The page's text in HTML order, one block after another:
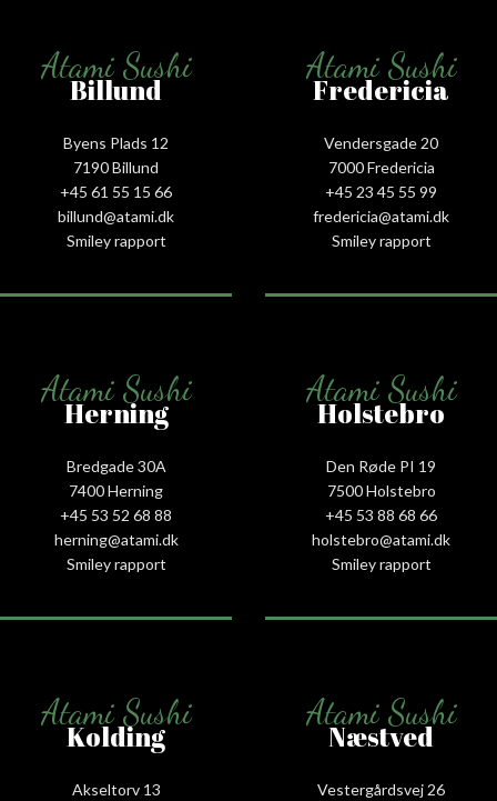
Atami Sushi
Billund
Byens Plads 12
7190 Billund
+45 61 55 15 66‬
billund@atami.dk
Smiley rapport
Atami Sushi
Fredericia
Vendersgade 20
7000 Fredericia
+45 23 45 55 99
fredericia@atami.dk
Smiley rapport
Atami Sushi
Herning
Bredgade 30A
7400 Herning
+45 53 52 68 88
herning@atami.dk
Smiley rapport
Atami Sushi
Holstebro
Den Røde PI 19
7500 Holstebro
+45 53 88 68 66
holstebro@atami.dk
Smiley rapport
Atami Sushi
Kolding
Akseltorv 13
Atami Sushi
Næstved
Vestergårdsvej 26